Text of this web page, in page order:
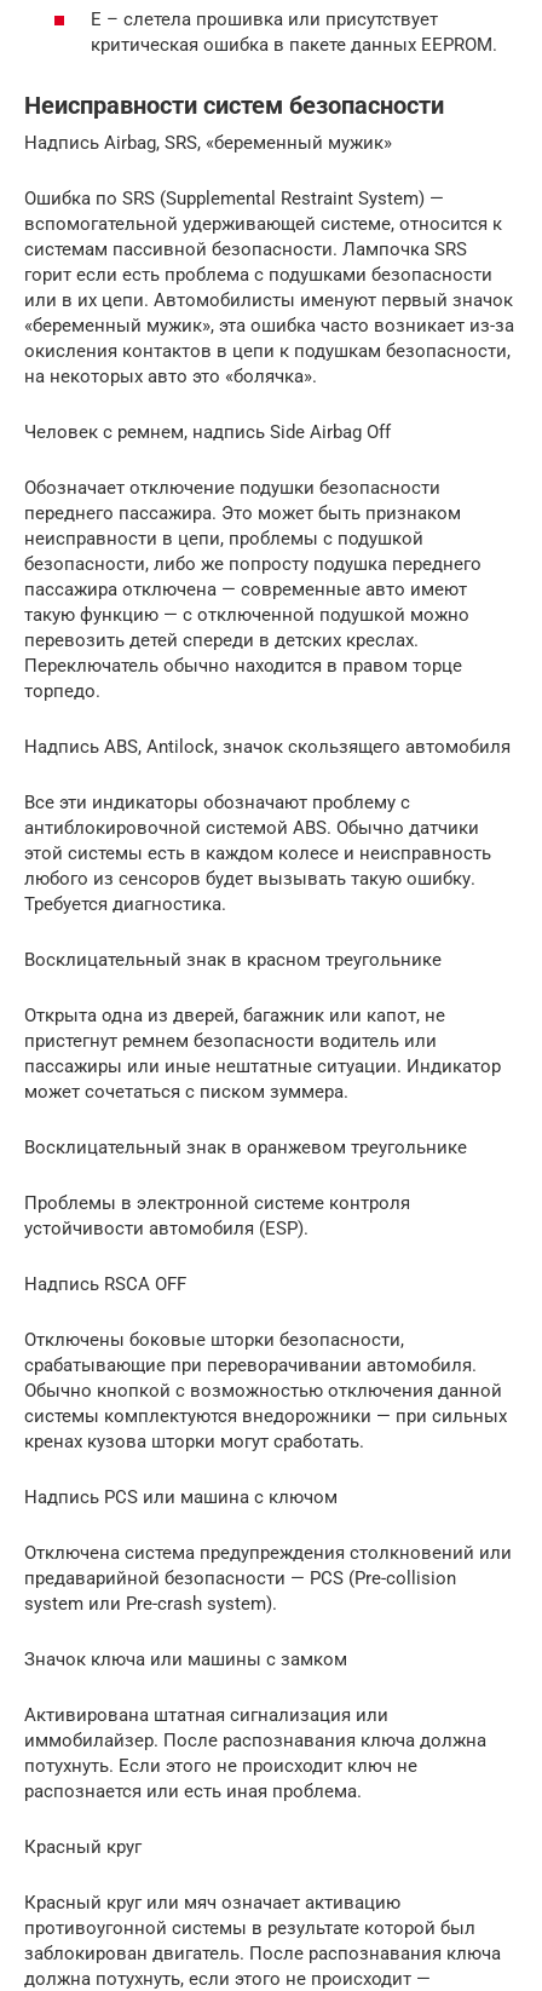
Е – слетела прошивка или присутствует
критическая ошибка в пакете данных EEPROM.
Неисправности систем безопасности
Надпись Airbag, SRS, «беременный мужик»
Ошибка по SRS (Supplemental Restraint System) —
вспомогательной удерживающей системе, относится к
системам пассивной безопасности. Лампочка SRS
горит если есть проблема с подушками безопасности
или в их цепи. Автомобилисты именуют первый значок
«беременный мужик», эта ошибка часто возникает из-за
окисления контактов в цепи к подушкам безопасности,
на некоторых авто это «болячка».
Человек с ремнем, надпись Side Airbag Off
Обозначает отключение подушки безопасности
переднего пассажира. Это может быть признаком
неисправности в цепи, проблемы с подушкой
безопасности, либо же попросту подушка переднего
пассажира отключена — современные авто имеют
такую функцию — с отключенной подушкой можно
перевозить детей спереди в детских креслах.
Переключатель обычно находится в правом торце
торпедо.
Надпись ABS, Antilock, значок скользящего автомобиля
Все эти индикаторы обозначают проблему с
антиблокировочной системой ABS. Обычно датчики
этой системы есть в каждом колесе и неисправность
любого из сенсоров будет вызывать такую ошибку.
Требуется диагностика.
Восклицательный знак в красном треугольнике
Открыта одна из дверей, багажник или капот, не
пристегнут ремнем безопасности водитель или
пассажиры или иные нештатные ситуации. Индикатор
может сочетаться с писком зуммера.
Восклицательный знак в оранжевом треугольнике
Проблемы в электронной системе контроля
устойчивости автомобиля (ESP).
Надпись RSCA OFF
Отключены боковые шторки безопасности,
срабатывающие при переворачивании автомобиля.
Обычно кнопкой с возможностью отключения данной
системы комплектуются внедорожники — при сильных
кренах кузова шторки могут сработать.
Надпись PCS или машина с ключом
Отключена система предупреждения столкновений или
предаварийной безопасности — PCS (Pre-collision
system или Pre-crash system).
Значок ключа или машины с замком
Активирована штатная сигнализация или
иммобилайзер. После распознавания ключа должна
потухнуть. Если этого не происходит ключ не
распознается или есть иная проблема.
Красный круг
Красный круг или мяч означает активацию
противоугонной системы в результате которой был
заблокирован двигатель. После распознавания ключа
должна потухнуть, если этого не происходит —